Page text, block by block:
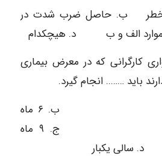
خطر ب. حاصل ضرب شدت در
الف و ب د. هیچکدام
ادواری کارگرانی که در معرض بیماری
باید …….. انجام گیرد.
الف. ۳ ماه یکبار ب. ۶ ماه
یکبار ج. ۹ ماه
یکبار